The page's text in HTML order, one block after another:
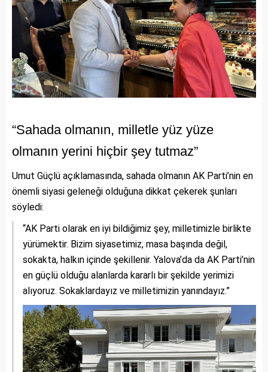
“Sahada olmanın, milletle yüz yüze
olmanın yerini hiçbir şey tutmaz”
Umut Güçlü açıklamasında, sahada olmanın AK Parti’nin en
önemli siyasi geleneği olduğuna dikkat çekerek şunları
söyledi:
“AK Parti olarak en iyi bildiğimiz şey, milletimizle birlikte
yürümektir. Bizim siyasetimiz, masa başında değil,
sokakta, halkın içinde şekillenir. Yalova’da da AK Parti’nin
en güçlü olduğu alanlarda kararlı bir şekilde yerimizi
alıyoruz. Sokaklardayız ve milletimizin yanındayız.”